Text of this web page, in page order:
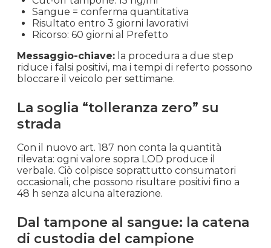
Sangue = conferma quantitativa
Risultato entro 3 giorni lavorativi
Ricorso: 60 giorni al Prefetto
Messaggio-chiave: la procedura a due step
riduce i falsi positivi, ma i tempi di referto possono
bloccare il veicolo per settimane.
La soglia “tolleranza zero” su
strada
Con il nuovo art. 187 non conta la quantità
rilevata: ogni valore sopra LOD produce il
verbale. Ciò colpisce soprattutto consumatori
occasionali, che possono risultare positivi fino a
48 h senza alcuna alterazione.
Dal tampone al sangue: la catena
di custodia del campione